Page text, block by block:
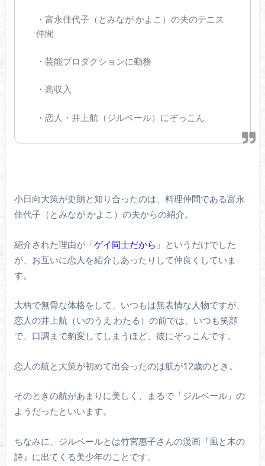
・富永佳代子（とみなが かよこ）の夫のテニス
仲間
・芸能プロダクションに勤務
・高収入
・恋人・井上航（ジルベール）にぞっこん
小日向大策が史朗と知り合ったのは、料理仲間である富永
佳代子（とみなが かよこ）の夫からの紹介。
紹介された理由が「ゲイ同士だから 」というだけでした
が、お互いに恋人を紹介しあったりして仲良くしていま
す。
大柄で無骨な体格をして、いつもは無表情な人物ですが、
恋人の井上航（いのうえ わたる）の前では、いつも笑顔
で、口調まで豹変してしまうほど、彼にぞっこんです。
恋人の航と大策が初めて出会ったのは航が12歳のとき。
そのときの航があまりに美しく、まるで「ジルベール」の
ようだったといいます。
ちなみに、ジルベールとは竹宮惠子さんの漫画『風と木の
詩』に出てくる美少年のことです。